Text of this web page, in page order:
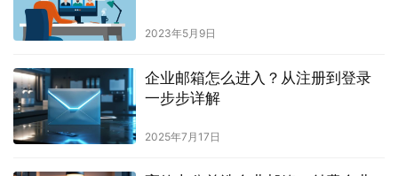
2023年5月9日
企业邮箱怎么进入？从注册到登录
一步步详解
2025年7月17日